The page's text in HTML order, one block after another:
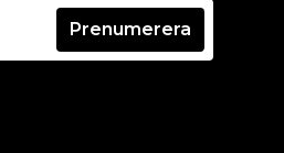
Prenumerera